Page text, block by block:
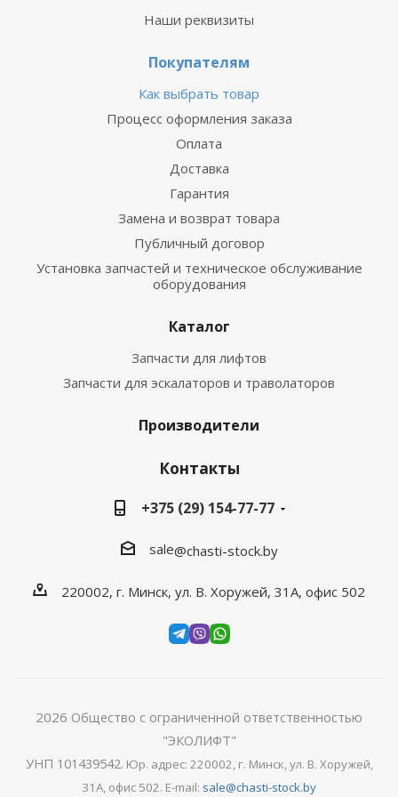
Наши реквизиты
Покупателям
Как выбрать товар
Процесс оформления заказа
Оплата
Доставка
Гарантия
Замена и возврат товара
Публичный договор
Установка запчастей и техническое обслуживание
оборудования
Каталог
Запчасти для лифтов
Запчасти для эскалаторов и траволаторов
Производители
Контакты
+375 (29) 154-77-77
sale@chasti-stock.by
220002, г. Минск, ул. В. Хоружей, 31А, офис 502
2026 Общество с ограниченной ответственностью
"ЭКОЛИФТ"
УНП 101439542. Юр. адрес: 220002, г. Минск, ул. В. Хоружей,
31А, офис 502. E-mail: sale@chasti-stock.by